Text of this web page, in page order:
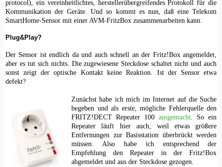
protocol), ein vereinheitlichtes, herstellerübergreifendes Protokoll für die
Kommunikation der Geräte. Und so kommt es nun, daß eine Telekom
SmartHome-Sensor mit einer AVM-FritzBox zusammenarbeiten kann.
Plug&Play?
Der Sensor ist endlich da und auch schnell an der Fritz!Box angemeldet,
aber es tut sich nichts. Die zugewiesene Steckdose schaltet nicht und auch
sonst zeigt der optische Kontakt keine Reaktion. Ist der Sensor etwa
defekt?
Zunächst habe ich mich im Internet auf die Suche
begeben und als erste, mögliche Fehlerquelle den
FRITZ!DECT Repeater 100ausgemacht. So ein
Repeater läuft hier auch, weil etwas größere
Entfernungen zur Basisstation überbrückt werden
müssen. Also habe ich entsprechend der
Empfehlung den Repeater in der Fritz!Box
abgemeldet und aus der Steckdose gezogen.